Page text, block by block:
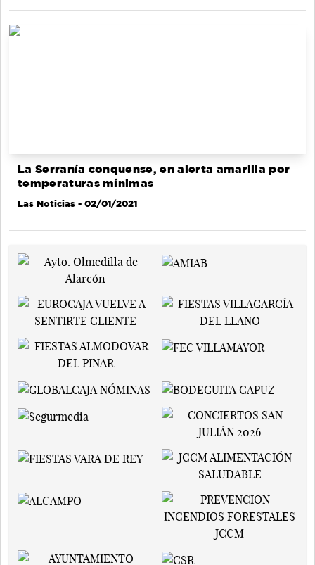
La Serranía conquense, en alerta amarilla por
temperaturas mínimas
Las Noticias - 02/01/2021